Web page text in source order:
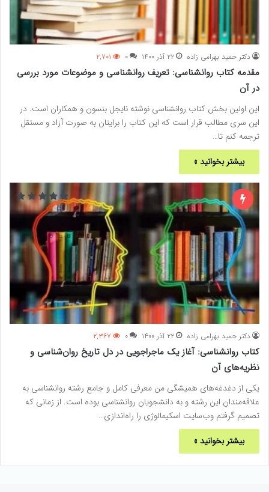
دکتر حمید بهرامی زاده ۲۲ آذر ۱۴۰۰ ۰ ۲,۷۰۱
مقدمه کتاب روانشناسی: تعریف روانشناسی و موضوعات مورد بررسی
در آن
این اولین بخش کتاب روانشناسی نوشته نایجل بنسون و همکاران است. در
این سری مطالب قرار است که این کتاب را برایتان به صورت آزاد و مستقل
ترجمه کنم تا…
بیشتر بخوانید »
دکتر حمید بهرامی زاده ۲۲ آذر ۱۴۰۰ ۰ ۲,۳۶۷
کتاب روانشناسی: آغاز یک ماجراجویی در دل تاریخ روان‌شناسی و
نظریه‌های آن
یکی از دغدغه‌های همیشگی من معرفی کامل و جامع رشته روانشناسی به
علاقه‌مندان این رشته و به دانشجویان روانشناسی بوده است. از زمانی که
تصمیم گرفتم وب‌سایت اسکیمالوژی را راه‌اندازی…
بیشتر بخوانید »